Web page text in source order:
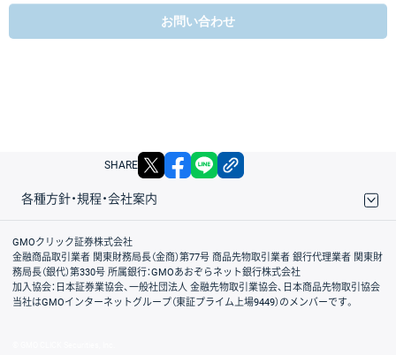
お問い合わせ
SHARE X facebook
各種方針・規程・会社案内
取引規程・約款
サイトマップ
その他のご案内
個人情報保護方針
最良執行方針
サイトのご利用について
ディスクレイマー
信託保全
リスク説明
会社案内
GMOクリック証券株式会社
金融商品取引業者 関東財務局長（金商）第77号 商品先物取引業者 銀行代理業者 関東財
務局長（銀代）第330号 所属銀行：GMOあおぞらネット銀行株式会社
加入協会：日本証券業協会、一般社団法人 金融先物取引業協会、日本商品先物取引協会
当社はGMOインターネットグループ（東証プライム上場9449）のメンバーです。